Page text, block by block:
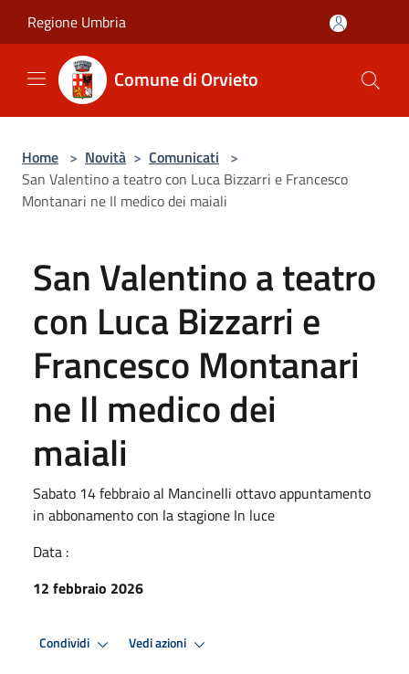
Regione Umbria
Comune di Orvieto
Home > Novità > Comunicati >
San Valentino a teatro con Luca Bizzarri e Francesco
Montanari ne Il medico dei maiali
San Valentino a teatro
con Luca Bizzarri e
Francesco Montanari
ne Il medico dei
maiali
Sabato 14 febbraio al Mancinelli ottavo appuntamento
in abbonamento con la stagione In luce
Data :
12 febbraio 2026
Condividi Vedi azioni